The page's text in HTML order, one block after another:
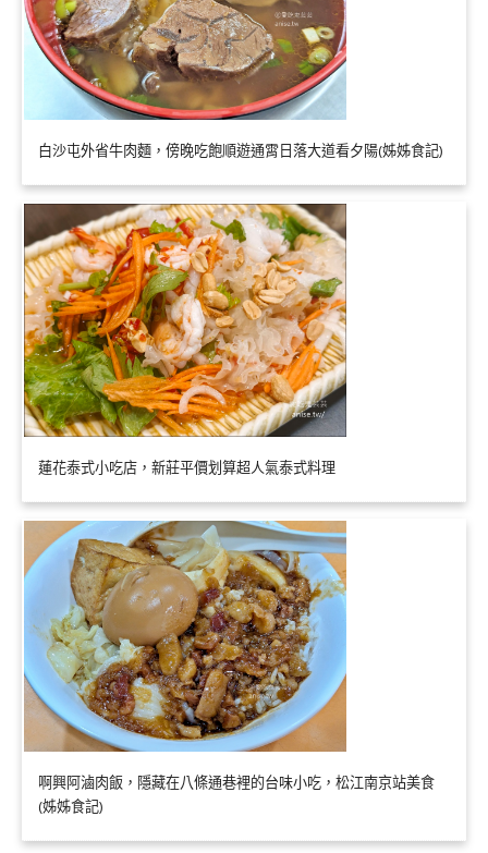
白沙屯外省牛肉麵，傍晚吃飽順遊通霄日落大道看夕陽(姊姊食記)
蓮花泰式小吃店，新莊平價划算超人氣泰式料理
啊興阿滷肉飯，隱藏在八條通巷裡的台味小吃，松江南京站美食
(姊姊食記)